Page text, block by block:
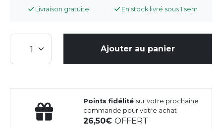
Livraison gratuite En stock livré sous 1 sem
Ajouter au panier
Points fidélité sur votre prochaine
commande pour votre achat
26,50OFFERT